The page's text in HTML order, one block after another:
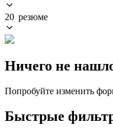
20 резюме
Ничего не
Попробуйте изменить
Быстрые